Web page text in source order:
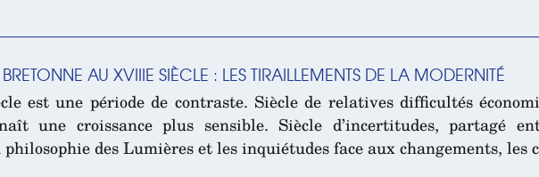
AU XVIIIE SIÈCLE : LES TIRAILLEMENTS DE LA MODERNITÉ
est une période de contraste. Siècle de relatives difficultés
une croissance plus sensible. Siècle d’incertitudes, partagé
philosophie des Lumières et les inquiétudes face aux changements, les